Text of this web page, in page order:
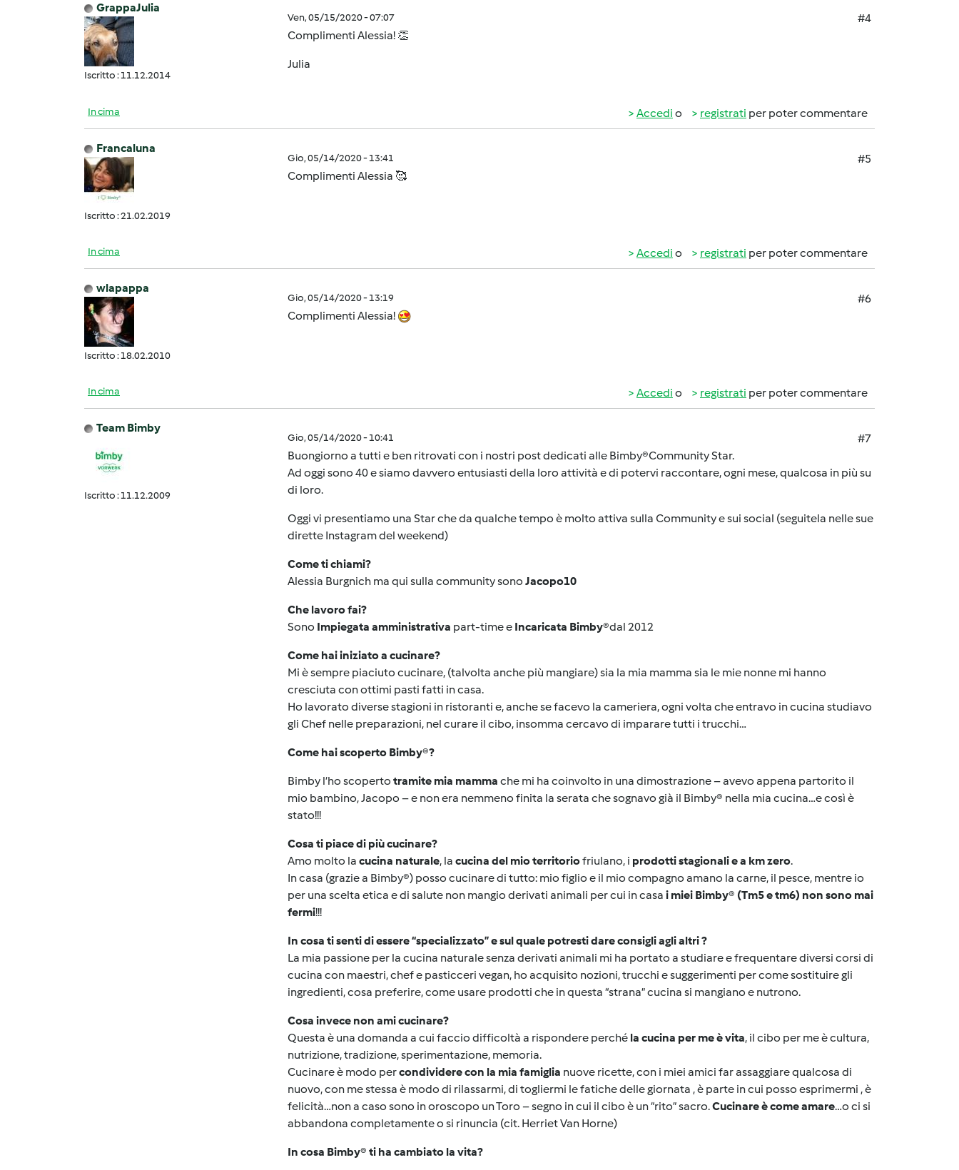
GrappaJulia
Iscritto : 11.12.2014
Ven, 05/15/2020 - 07:07
#4
Complimenti Alessia! 👏
Julia
In cima Accedi o registrati per poter commentare
Francaluna
Iscritto : 21.02.2019
Gio, 05/14/2020 - 13:41
#5
Complimenti Alessia 🥰
In cima Accedi o registrati per poter commentare
wlapappa
Iscritto : 18.02.2010
Gio, 05/14/2020 - 13:19
#6
Complimenti Alessia!
In cima Accedi o registrati per poter commentare
Team Bimby
Iscritto : 11.12.2009
Gio, 05/14/2020 - 10:41
#7
Buongiorno a tutti e ben ritrovati con i nostri post dedicati alle Bimby®Community Star.
Ad oggi sono 40 e siamo davvero entusiasti della loro attività e di potervi raccontare, ogni mese, qualcosa in più su
di loro.
Oggi vi presentiamo una Star che da qualche tempo è molto attiva sulla Community e sui social (seguitela nelle sue
dirette Instagram del weekend)
Come ti chiami?
Alessia Burgnich ma qui sulla community sono Jacopo10
Che lavoro fai?
Sono Impiegata amministrativa part-time e Incaricata Bimby®dal 2012
Come hai iniziato a cucinare?
Mi è sempre piaciuto cucinare, (talvolta anche più mangiare) sia la mia mamma sia le mie nonne mi hanno
cresciuta con ottimi pasti fatti in casa.
Ho lavorato diverse stagioni in ristoranti e, anche se facevo la cameriera, ogni volta che entravo in cucina studiavo
gli Chef nelle preparazioni, nel curare il cibo, insomma cercavo di imparare tutti i trucchi…
Come hai scoperto Bimby®?
Bimby l’ho scoperto tramite mia mamma che mi ha coinvolto in una dimostrazione – avevo appena partorito il
mio bambino, Jacopo – e non era nemmeno finita la serata che sognavo già il Bimby® nella mia cucina…e così è
stato!!!
Cosa ti piace di più cucinare?
Amo molto la cucina naturale, la cucina del mio territoriofriulano, i prodotti stagionali e a km zero.
In casa (grazie a Bimby®) posso cucinare di tutto: mio figlio e il mio compagno amano la carne, il pesce, mentre io
per una scelta etica e di salute non mangio derivati animali per cui in casa i miei Bimby® (Tm5 e tm6) non sono mai
fermi!!!
In cosa ti senti di essere “specializzato” e sul quale potresti dare consigli agli altri ?
La mia passione per la cucina naturale senza derivati animali mi ha portato a studiare e frequentare diversi corsi di
cucina con maestri, chef e pasticceri vegan, ho acquisito nozioni, trucchi e suggerimenti per come sostituire gli
ingredienti, cosa preferire, come usare prodotti che in questa “strana” cucina si mangiano e nutrono.
Cosa invece non ami cucinare?
Questa è una domanda a cui faccio difficoltà a rispondere perché la cucina per me è vita, il cibo per me è cultura,
nutrizione, tradizione, sperimentazione, memoria.
Cucinare è modo percondividere con la mia famiglia nuove ricette, con i miei amici far assaggiare qualcosa di
nuovo, con me stessa è modo di rilassarmi, di togliermi le fatiche delle giornata , è parte in cui posso esprimermi , è
felicità…non a caso sono in oroscopo un Toro – segno in cui il cibo è un “rito” sacro.Cucinare è come amare…o ci si
abbandona completamente o si rinuncia (cit. Herriet Van Horne)
In cosa Bimby® ti ha cambiato la vita?